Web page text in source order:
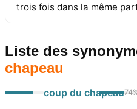
trois fois dans la même
Liste des
chapeau
coup du chapeau74